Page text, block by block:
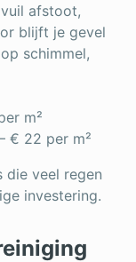
afstoot,
blijft je gevel
schimmel,
m²
€ 22 per m²
die veel regen
investering.